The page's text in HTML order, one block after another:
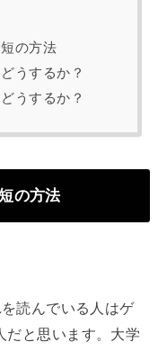
の方法
うするか？
うするか？
の方法
読んでいる人はゲ
だと思います。大学